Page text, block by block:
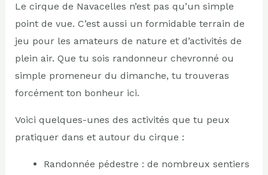
Le cirque de Navacelles n’est pas qu’un simple
point de vue. C’est aussi un formidable terrain de
jeu pour les amateurs de nature et d’activités de
plein air. Que tu sois randonneur chevronné ou
simple promeneur du dimanche, tu trouveras
forcément ton bonheur ici.
Voici quelques-unes des activités que tu peux
pratiquer dans et autour du cirque :
Randonnée pédestre : de nombreux sentiers